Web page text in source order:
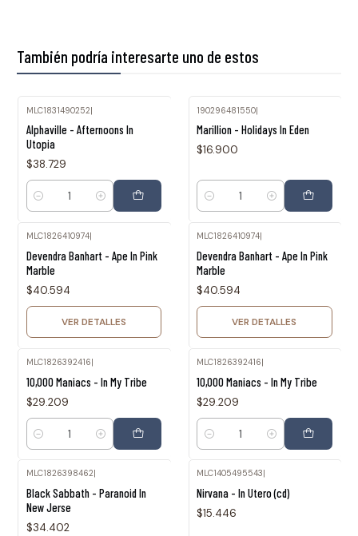
También podría interesarte uno de estos
MLC1831490252|
Alphaville - Afternoons In
Utopia
$38.729
Cantidad
190296481550|
Marillion - Holidays In Eden
$16.900
Cantidad
MLC1826410974|
Devendra Banhart - Ape In Pink
Marble
$40.594
VER DETALLES
MLC1826410974
Devendra Banhart - Ape In Pink
Marble
$40.594
VER DETALLES
MLC1826392416|
10,000 Maniacs - In My Tribe
$29.209
Cantidad
MLC1826392416|
10,000 Maniacs - In My Tribe
$29.209
Cantidad
MLC1826398462|
Black Sabbath - Paranoid In
New Jerse
$34.402
MLC1405495543
Nirvana - In Utero (cd)
$15.446